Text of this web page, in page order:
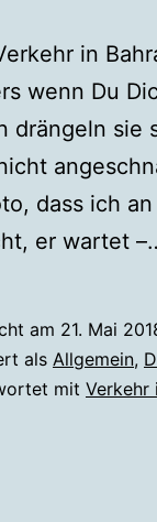
in
wenn Du
drängeln sie
dass ich
er wartet
am 21. Mai
als Allgemein,
mit Verkehr